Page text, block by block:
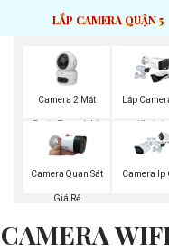
LẮP CAMERA QUẬN 5
Camera 2 Mắt
Ezviz Trong Nhà
Lắp
Kbvision
Camera Quan Sát
Giá Rẻ
Camera Ip
CAMERA